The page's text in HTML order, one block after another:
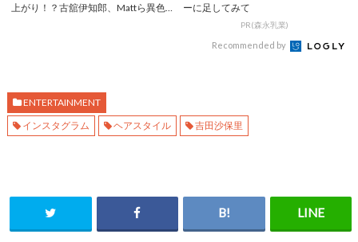
上がり！？古舘伊知郎、Mattら異色の
ーに足してみて
PR(森永乳業)
Recommended by
ENTERTAINMENT
インスタグラム
ヘアスタイル 吉田沙保里